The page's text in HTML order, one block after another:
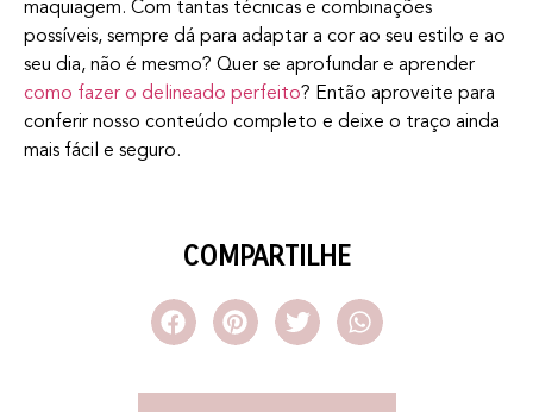
maquiagem. Com tantas técnicas e combinações
possíveis, sempre dá para adaptar a cor ao seu estilo e ao
seu dia, não é mesmo? Quer se aprofundar e aprender
como fazer o delineado perfeito? Então aproveite para
conferir nosso conteúdo completo e deixe o traço ainda
mais fácil e seguro.
COMPARTILHE